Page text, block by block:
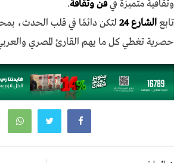
وثقافية متميزة فيفن وثقافة.
تابعالشارع 24
لتكن دائمًا في قلب الحدث،
حصرية تغطي كل ما يهم القارئ المصري